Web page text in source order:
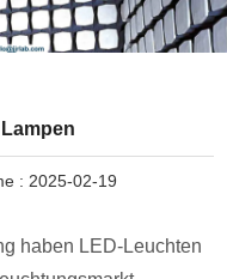
: 2025-02-19
haben LED-Leuchten